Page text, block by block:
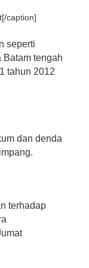
caption]
seperti
Batam tengah
tahun 2012
dan denda
terhadap